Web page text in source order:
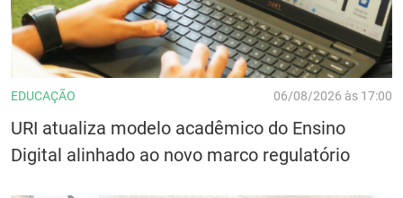
EDUCAÇÃO 06/08/2026 às 17:00
URI atualiza modelo acadêmico do Ensino
Digital alinhado ao novo marco regulatório